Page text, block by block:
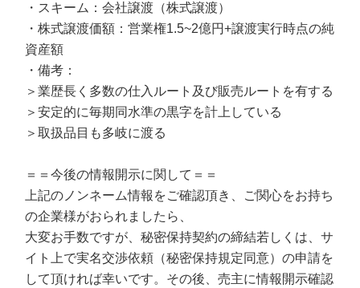
・スキーム：会社譲渡（株式譲渡）
・株式譲渡価額：営業権1.5~2億円+譲渡実行時点の純
資産額
・備考：
＞業歴長く多数の仕入ルート及び販売ルートを有する
＞安定的に毎期同水準の黒字を計上している
＞取扱品目も多岐に渡る
＝＝今後の情報開示に関して＝＝
上記のノンネーム情報をご確認頂き、ご関心をお持ち
の企業様がおられましたら、
大変お手数ですが、秘密保持契約の締結若しくは、サ
イト上で実名交渉依頼（秘密保持規定同意）の申請を
して頂ければ幸いです。その後、売主に情報開示確認